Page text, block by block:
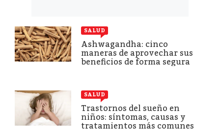
SALUD
Ashwagandha: cinco
maneras de aprovechar sus
beneficios de forma segura
SALUD
Trastornos del sueño en
niños: síntomas, causas y
tratamientos más comunes